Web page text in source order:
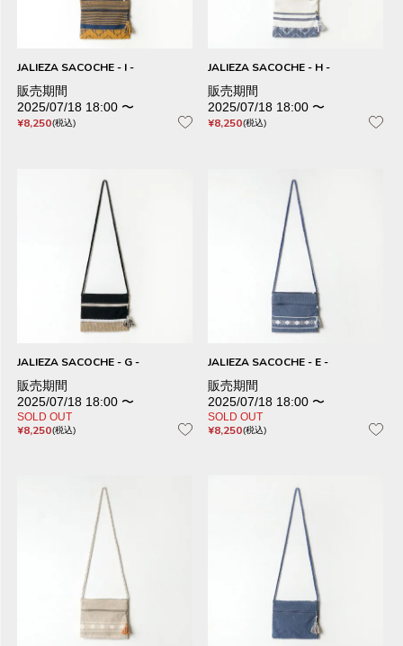
JALIEZA SACOCHE - I -
販売期間
2025/07/18 18:00 〜
¥8,250 税込
JALIEZA SACOCHE - H -
販売期間
2025/07/18 18:00 〜
¥8,250 税込
JALIEZA SACOCHE - G -
販売期間
2025/07/18 18:00 〜
SOLD OUT
¥8,250 税込
JALIEZA SACOCHE - E -
販売期間
2025/07/18 18:00 〜
SOLD OUT
¥8,250 税込